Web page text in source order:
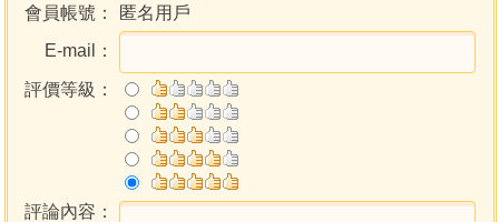
會員帳號：
匿名用戶
E-mail：
評價等級：
評論內容：